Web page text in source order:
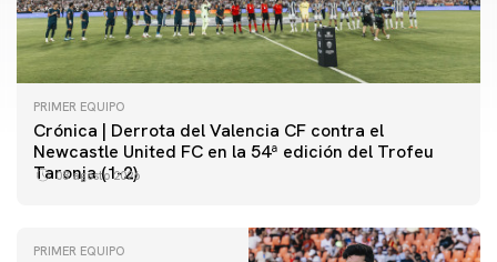
PRIMER EQUIPO
Crónica | Derrota del Valencia CF contra el
Newcastle United FC en la 54ª edición del Trofeu
Taronja (1-2)
08 agosto 2026
PRIMER EQUIPO